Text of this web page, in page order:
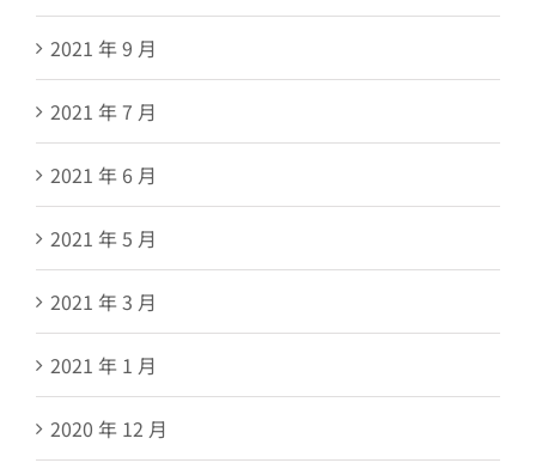
2021 年 9 月
2021 年 7 月
2021 年 6 月
2021 年 5 月
2021 年 3 月
2021 年 1 月
2020 年 12 月